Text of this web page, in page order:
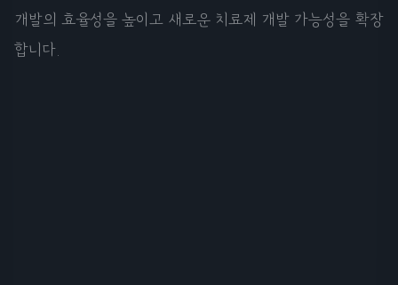
개발의 효율성을 높이고 새로운 치료제 개발 가능성을 확장
합니다.